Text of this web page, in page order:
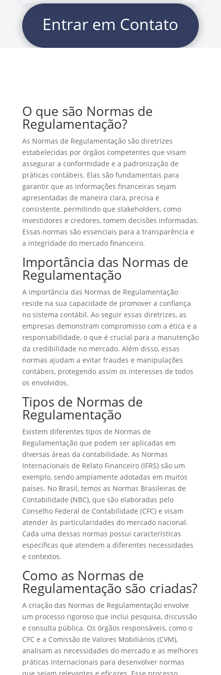
Entrar em Contato
O que são Normas de
Regulamentação?
As Normas de Regulamentação são diretrizes
estabelecidas por órgãos competentes que visam
assegurar a conformidade e a padronização de
práticas contábeis. Elas são fundamentais para
garantir que as informações financeiras sejam
apresentadas de maneira clara, precisa e
consistente, permitindo que stakeholders, como
investidores e credores, tomem decisões informadas.
Essas normas são essenciais para a transparência e
a integridade do mercado financeiro.
Importância das Normas de
Regulamentação
A importância das Normas de Regulamentação
reside na sua capacidade de promover a confiança
no sistema contábil. Ao seguir essas diretrizes, as
empresas demonstram compromisso com a ética e a
responsabilidade, o que é crucial para a manutenção
da credibilidade no mercado. Além disso, essas
normas ajudam a evitar fraudes e manipulações
contábeis, protegendo assim os interesses de todos
os envolvidos.
Tipos de Normas de
Regulamentação
Existem diferentes tipos de Normas de
Regulamentação que podem ser aplicadas em
diversas áreas da contabilidade. As Normas
Internacionais de Relato Financeiro (IFRS) são um
exemplo, sendo amplamente adotadas em muitos
países. No Brasil, temos as Normas Brasileiras de
Contabilidade (NBC), que são elaboradas pelo
Conselho Federal de Contabilidade (CFC) e visam
atender às particularidades do mercado nacional.
Cada uma dessas normas possui características
específicas que atendem a diferentes necessidades
e contextos.
Como as Normas de
Regulamentação são criadas?
A criação das Normas de Regulamentação envolve
um processo rigoroso que inclui pesquisa, discussão
e consulta pública. Os órgãos responsáveis, como o
CFC e a Comissão de Valores Mobiliários (CVM),
analisam as necessidades do mercado e as melhores
práticas internacionais para desenvolver normas